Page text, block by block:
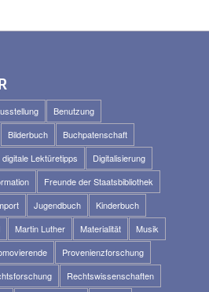
Benutzung
Bilderbuch
Buchpatenschaft
digitale Lektüretipps
Digitalisierung
Freunde der Staatsbibliothek
Jugendbuch
Kinderbuch
Martin Luther Materialität
Musik
Provenienzforschung
Rechtswissenschaften